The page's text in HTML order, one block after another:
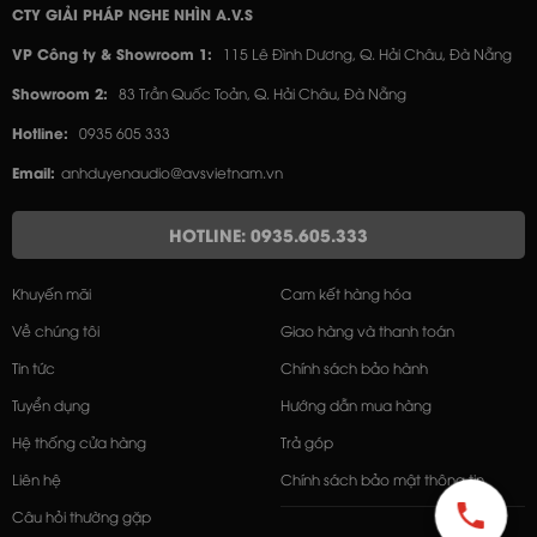
CTY GIẢI PHÁP NGHE NHÌN A.V.S
VP Công ty & Showroom 1: 115 Lê Đình Dương, Q. Hải Châu, Đà Nẵng
Showroom 2: 83 Trần Quốc Toản, Q. Hải Châu, Đà Nẵng
Hotline: 0935 605 333
Email: anhduyenaudio@avsvietnam.vn
HOTLINE: 0935.605.333
Khuyến mãi
Về chúng tôi
Tin tức
Tuyển dụng
Hệ thống cửa hàng
Liên hệ
Câu hỏi thường gặp
Cam kết hàng hóa
Giao hàng và thanh toán
Chính sách bảo hành
Hướng dẫn mua hàng
Trả góp
Chính sách bảo mật thông tin